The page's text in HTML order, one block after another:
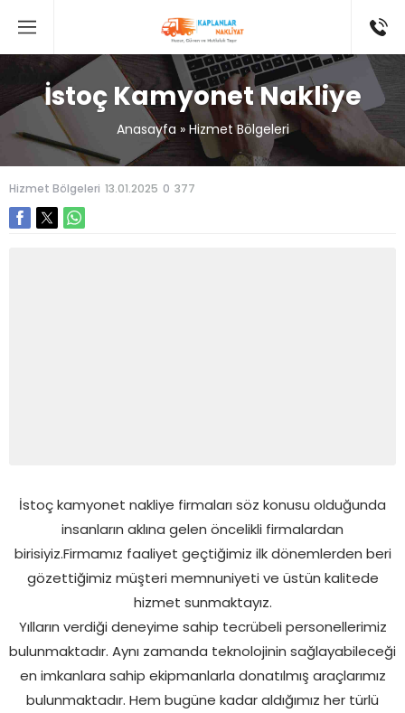
İstoç Kamyonet Nakliye
Anasayfa » Hizmet Bölgeleri
Hizmet Bölgeleri 13.01.2025 0 377
İstoç kamyonet nakliye firmaları söz konusu olduğunda
insanların aklına gelen öncelikli firmalardan
birisiyiz.Firmamız faaliyet geçtiğimiz ilk dönemlerden beri
gözettiğimiz müşteri memnuniyeti ve üstün kalitede
hizmet sunmaktayız.
Yılların verdiği deneyime sahip tecrübeli personellerimiz
bulunmaktadır. Aynı zamanda teknolojinin sağlayabileceği
en imkanlara sahip ekipmanlarla donatılmış araçlarımız
bulunmaktadır. Hem bugüne kadar aldığımız her türlü